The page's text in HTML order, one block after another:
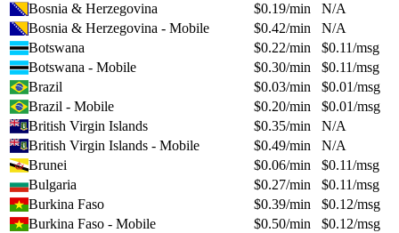
Bosnia & Herzegovina
$0.19/min
N/A
Bosnia & Herzegovina - Mobile
$0.42/min
N/A
Botswana
$0.22/min $0.11/msg
Botswana - Mobile
$0.30/min $0.11/msg
Brazil
$0.03/min $0.01/msg
Brazil - Mobile
$0.20/min $0.01/msg
British Virgin Islands
$0.35/min
N/A
British Virgin Islands - Mobile
$0.49/min
N/A
Brunei
$0.06/min $0.11/msg
Bulgaria
$0.27/min $0.11/msg
Burkina Faso
$0.39/min $0.12/msg
Burkina Faso - Mobile
$0.50/min $0.12/msg